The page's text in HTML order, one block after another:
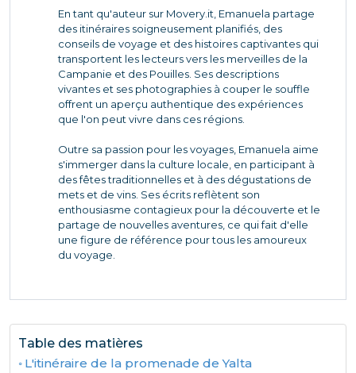
En tant qu'auteur sur Movery.it, Emanuela partage
des itinéraires soigneusement planifiés, des
conseils de voyage et des histoires captivantes qui
transportent les lecteurs vers les merveilles de la
Campanie et des Pouilles. Ses descriptions
vivantes et ses photographies à couper le souffle
offrent un aperçu authentique des expériences
que l'on peut vivre dans ces régions.
Outre sa passion pour les voyages, Emanuela aime
s'immerger dans la culture locale, en participant à
des fêtes traditionnelles et à des dégustations de
mets et de vins. Ses écrits reflètent son
enthousiasme contagieux pour la découverte et le
partage de nouvelles aventures, ce qui fait d'elle
une figure de référence pour tous les amoureux
du voyage.
Table des matières
L'itinéraire de la promenade de Yalta